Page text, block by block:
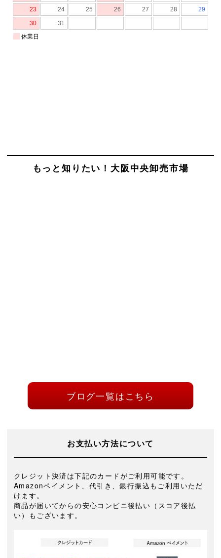
もっと知りたい！大阪中央卸売市場
ブログ一覧はこちら
お支払い方法について
クレジット決済は下記のカードがご利用可能です。
Amazonペイメント、代引き、銀行振込もご利用いただ
けます。
商品が届いてからの安心コンビニ後払い（スコア後払
い）もございます。